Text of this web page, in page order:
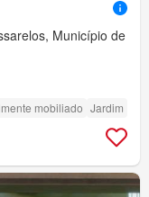
Município de
mobiliado Jardim